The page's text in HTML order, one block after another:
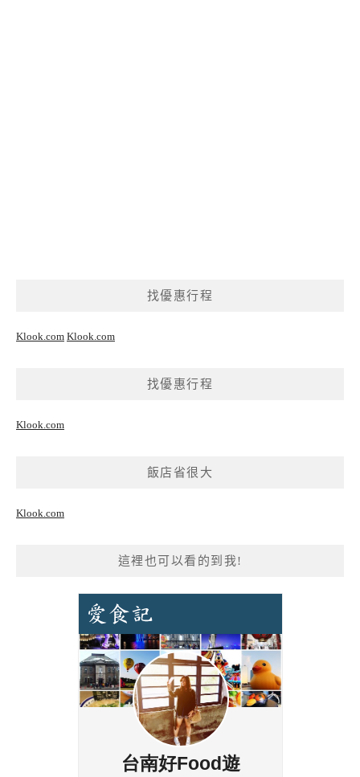
找優惠行程
Klook.com Klook.com
找優惠行程
Klook.com
飯店省很大
Klook.com
這裡也可以看的到我!